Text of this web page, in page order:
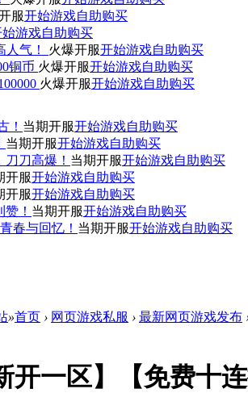
服开始游戏自助购买
始游戏自助购买
人气！ 火爆开服开始游戏自助购买
铜币 火爆开服开始游戏自助购买
火爆开服开始游戏自助购买
！ 当期开服开始游戏自助购买
当期开服开始游戏自助购买
刀高爆！ 当期开服开始游戏自助购买
开服开始游戏自助购买
开服开始游戏自助购买
！ 当期开服开始游戏自助购买
春与回忆！ 当期开服开始游戏自助购买
»首页 › 网页游戏私服 › 最新网页游戏发布
开一区】【免费十